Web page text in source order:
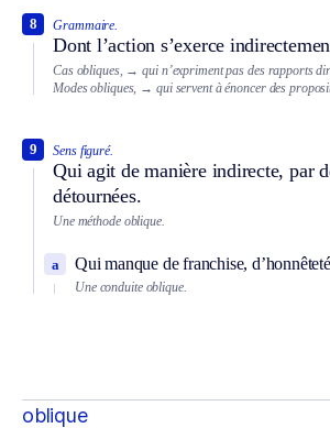
Grammaire.
Dont l’action s’exerce
8
Cas obliques, → qui n’expriment pas des rapports
Modes obliques, → qui servent à énoncer des
Sens figuré.
Qui agit de manière indirecte, par
détournées.
9
Une méthode oblique.
Qui manque de franchise,
a
Une conduite oblique.
oblique